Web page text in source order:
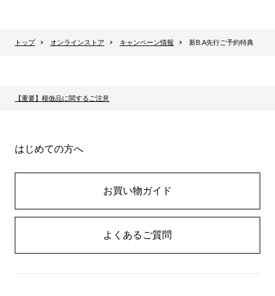
トップ オンラインストア キャンペーン情報 新B.A先行ご予約特典
【重要】模倣品に関するご注意
はじめての方へ
お買い物ガイド
よくあるご質問